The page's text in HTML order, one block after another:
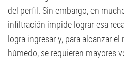
del perfil. Sin embargo, en
infiltración impide lograr esa
logra ingresar y, para alcanzar
húmedo, se requieren mayores